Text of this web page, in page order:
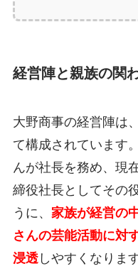
経営陣と親族の関
大野商事の経営陣は
て構成されています
んが社長を務め、現
締役社長としてその
うに、 家族が経営の
さんの芸能活動に対
浸透しやすくなりま